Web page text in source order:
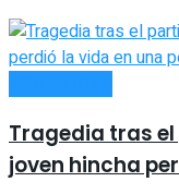
Tragedia tras el
joven hincha